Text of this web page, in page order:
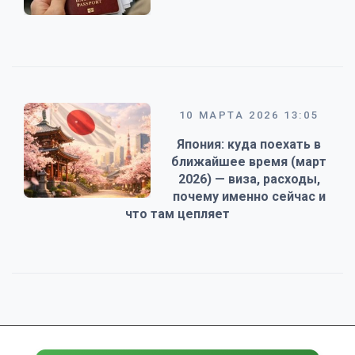
10 МАРТА 2026 13:05
Япония: куда поехать в
ближайшее время (март
2026) — виза, расходы,
почему именно сейчас и
что там цепляет